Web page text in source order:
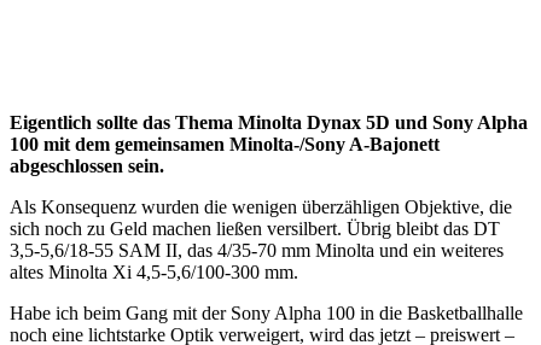
Eigentlich sollte das Thema Minolta Dynax 5D und Sony Alpha
100 mit dem gemeinsamen Minolta-/Sony A-Bajonett
abgeschlossen sein.
Als Konsequenz wurden die wenigen überzähligen Objektive, die
sich noch zu Geld machen ließen versilbert. Übrig bleibt das DT
3,5-5,6/18-55 SAM II, das 4/35-70 mm Minolta und ein weiteres
altes Minolta Xi 4,5-5,6/100-300 mm.
Habe ich beim Gang mit der Sony Alpha 100 in die Basketballhalle
noch eine lichtstarke Optik verweigert, wird das jetzt – preiswert –